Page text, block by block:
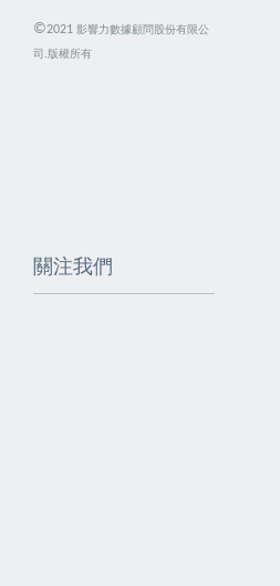
©2021 影響力數據顧問股份有限公
司.版權所有
關注我們